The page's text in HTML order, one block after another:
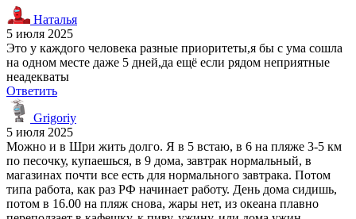
Наталья
5 июля 2025
Это у каждого человека разные приоритеты,я бы с ума сошла
на одном месте даже 5 дней,да ещё если рядом неприятные
неадекваты
Ответить
Grigoriy
5 июля 2025
Можно и в Шри жить долго. Я в 5 встаю, в 6 на пляже 3-5 км
по песочку, купаешься, в 9 дома, завтрак нормальный, в
магазинах почти все есть для нормального завтрака. Потом
типа работа, как раз РФ начинает работу. День дома сидишь,
потом в 16.00 на пляж снова, жары нет, из океана плавно